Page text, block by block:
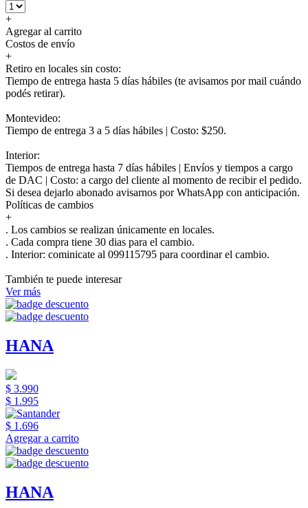
+
Agregar al carrito
Costos de envío
+
Retiro en locales sin costo:
Tiempo de entrega hasta 5 días hábiles (te avisamos por mail cuándo
podés retirar).
Montevideo:
Tiempo de entrega 3 a 5 días hábiles | Costo: $250.
Interior:
Tiempos de entrega hasta 7 días hábiles | Envíos y tiempos a cargo
de DAC | Costo: a cargo del cliente al momento de recibir el pedido.
Si desea dejarlo abonado avisarnos por WhatsApp con anticipación.
Políticas de cambios
+
. Los cambios se realizan únicamente en locales.
. Cada compra tiene 30 dias para el cambio.
. Interior: cominicate al 099115795 para coordinar el cambio.
También te puede interesar
Ver más
HANA
$ 3.990
$ 1.995
$ 1.696
Agregar a carrito
HANA